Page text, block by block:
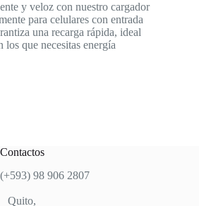
y veloz con nuestro cargador
para celulares con entrada
una recarga rápida, ideal
los que necesitas energía
Contactos
98 906 2807
Quito,